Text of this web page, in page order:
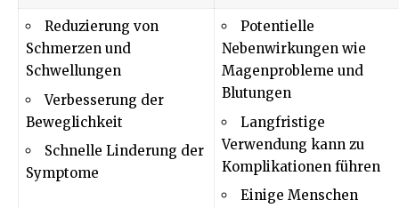
Reduzierung von
Schmerzen und
Schwellungen
Verbesserung der
Beweglichkeit
Schnelle Linderung der
Symptome
Potentielle
Nebenwirkungen wie
Magenprobleme und
Blutungen
Langfristige
Verwendung kann zu
Komplikationen führen
Einige Menschen